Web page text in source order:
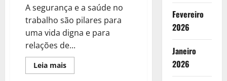
A segurança e a saúde no
trabalho são pilares para
uma vida digna e para
relações de...
Leia maisLeia
mais
Fevereiro
2026
Janeiro
2026